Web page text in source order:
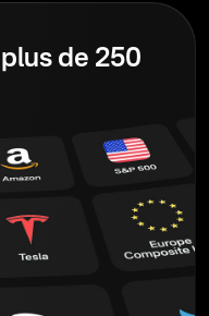
plus de 250